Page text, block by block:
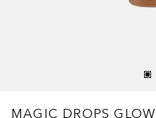
MAGIC DROPS GLOW